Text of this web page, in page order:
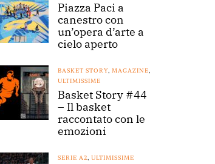
Piazza Paci a
canestro con
un’opera d’arte a
cielo aperto
BASKET STORY, MAGAZINE,
ULTIMISSIME
Basket Story #44
– Il basket
raccontato con le
emozioni
SERIE A2, ULTIMISSIME